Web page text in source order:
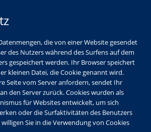
die von einer Website gesendet
des Nutzers während des Surfens auf dem
gespeichert werden. Ihr Browser speichert
kleinen Datei, die Cookie genannt wird.
Seite vom Server anfordern, sendet Ihr
den Server zurück. Cookies wurden als
für Websites entwickelt, um sich
oder die Surfaktivitäten des Benutzers
Sie in die Verwendung von Cookies